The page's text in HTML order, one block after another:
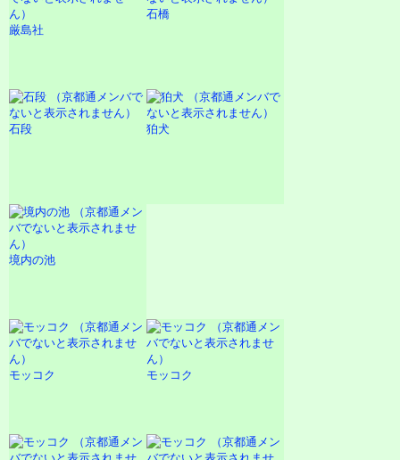
厳島社
石橋
石段 狛犬
境内の池
モッコク モッコク